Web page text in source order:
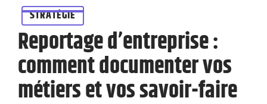
STRATÉGIE
Reportage d’entreprise :
comment documenter vos
métiers et vos savoir-faire